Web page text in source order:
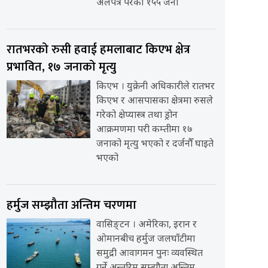
अलपत्र परेका १५५ जना
रातभरको रुसी हवाई हमलाबाट किएभ क्षेत्र
प्रभावित, १७ जनाको मृत्यु
किएभ । युक्रेनी अधिकारीले रातभर
किएभ र आसपासका क्षेत्रमा रुसले
गरेको क्षेप्यास्त्र तथा ड्रोन
आक्रमणमा परी कम्तीमा १७
जनाको मृत्यु भएको र दर्जनौँ घाइते
भएको
हर्मुज सम्झौता अन्तिम चरणमा
वासिङ्टन । अमेरिका, इरान र
ओमानबीच हर्मुज जलघाँटीमा
समुद्री आवागमन पुनः व्यवस्थित